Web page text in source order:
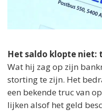
Het saldo klopte niet:
Wat hij zag op zijn
storting te zijn. Het
een bekende truc van
lijken alsof het geld